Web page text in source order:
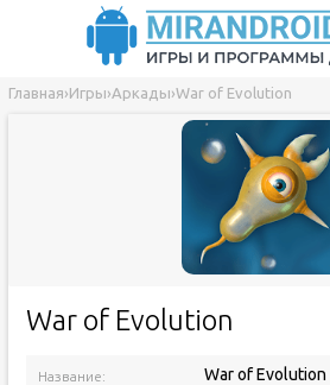
Главная›Игры›Аркады›War of Evolution
War of Evolution
Название: War of Evolution